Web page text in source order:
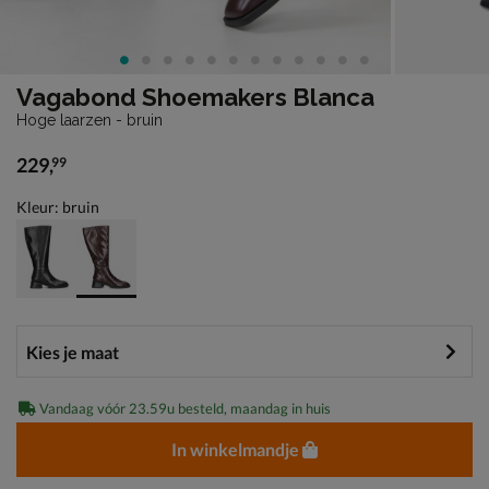
Vagabond Shoemakers Blanca
Hoge laarzen - bruin
€ 229,99
229,99
Kleur: bruin
Vandaag vóór 23.59u besteld, maandag in huis
In winkelmandje